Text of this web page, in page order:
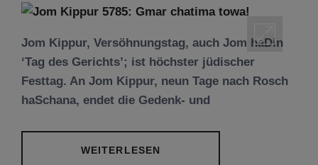
Jom Kippur, Versöhnungstag, auch Jom haDin
‘Tag des Gerichts’; ist höchster jüdischer
Festtag. An Jom Kippur, neun Tage nach Rosch
haSchana, endet die Gedenk- und
WEITERLESEN